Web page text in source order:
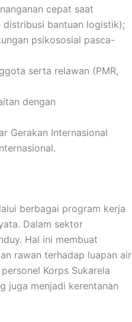
cepat saat
distribusi bantuan logistik);
psikososial pasca-
serta relawan (PMR,
dengan
Gerakan Internasional
berbagai program kerja
Dalam sektor
Hal ini membuat
rawan terhadap luapan air
Korps Sukarela
juga menjadi kerentanan